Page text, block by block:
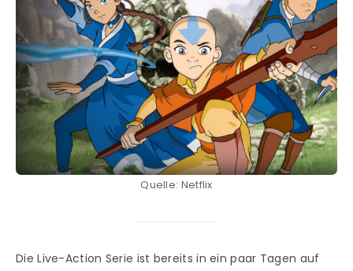
Quelle: Netflix
Die Live-Action Serie ist bereits in ein paar Tagen auf